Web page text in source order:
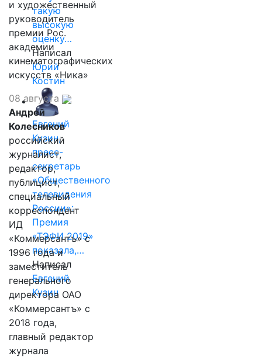
такую
высокую
оценку…
Написал
Юрий
Костин
Евгений
Кузин,
пресс-
секретарь
«Общественного
телевидения
России»:
Премия
«ТЭФИ 2019»
показала,…
Написал
Евгений
Кузин
и художественный
руководитель
премии Рос.
академии
кинематографических
искусств «Ника»
08 августа
Андрей
Колесников
российский
журналист,
редактор,
публицист,
специальный
корреспондент
ИД
«Коммерсантъ» с
1996 года и
заместитель
генерального
директора ОАО
«Коммерсантъ» с
2018 года,
главный редактор
журнала